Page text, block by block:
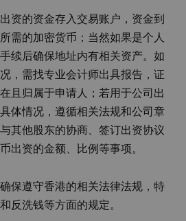
资的资金存入交易账户，资金到
需的加密货币；当然如果是个人
续后确保地址内有相关资产。如
，需找专业会计师出具报告，证
且归属于申请人；若用于公司出
体情况，遵循相关法规和公司章
其他股东的协商、签订出资协议
出资的金额、比例等事项。
保遵守香港的相关法律法规，特
反洗钱等方面的规定。